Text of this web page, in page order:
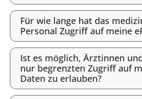
Für wie lange hat das
Personal Zugriff auf meine
Ist es möglich, Ärztinnen
nur begrenzten Zugriff auf
Daten zu erlauben?